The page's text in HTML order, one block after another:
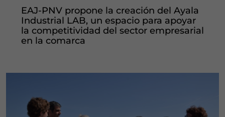
EAJ-PNV propone la creación del Ayala
Industrial LAB, un espacio para apoyar
la competitividad del sector empresarial
en la comarca